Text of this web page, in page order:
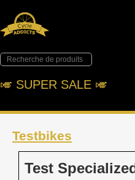
🎺︎ SUPER SALE 🎺︎
Testbikes
Test